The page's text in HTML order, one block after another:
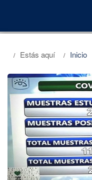
Estás aquí Inicio